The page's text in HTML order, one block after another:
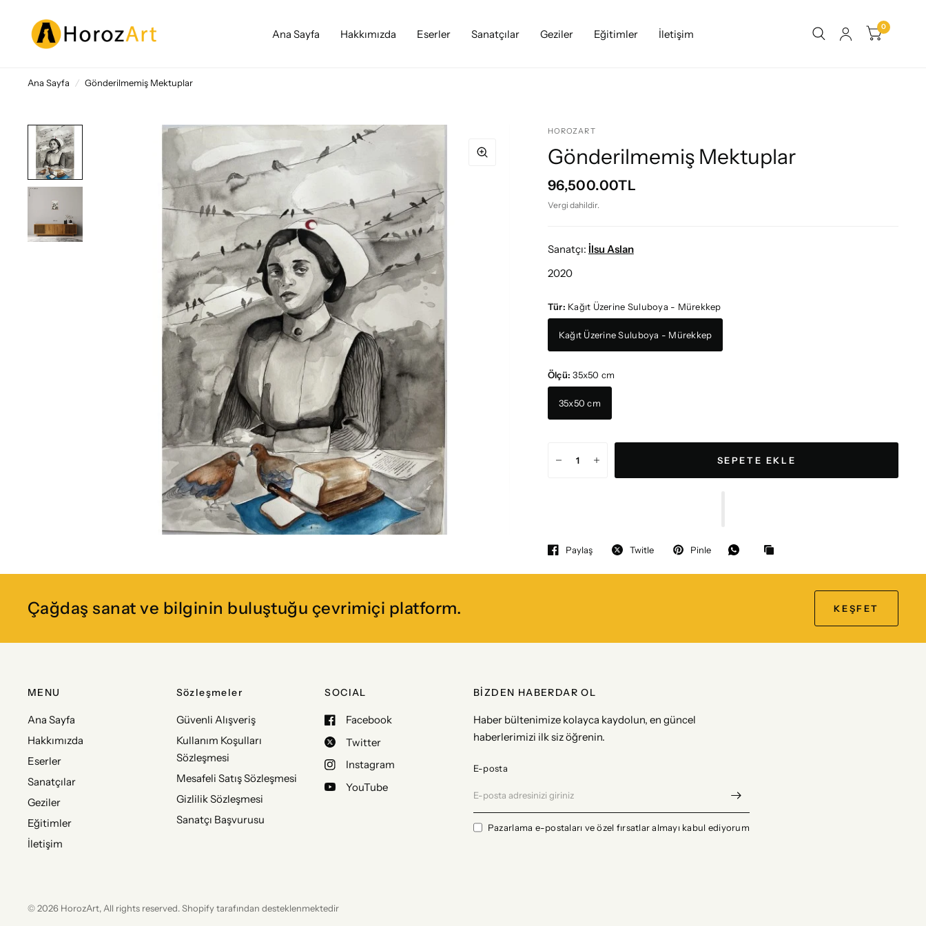
Ana Sayfa Hakkımızda Eserler Sanatçılar Geziler Eğitimler İletişim
0
Ana Sayfa / Gönderilmemiş Mektuplar
HOROZART
Gönderilmemiş Mektuplar
96,500.00TL
Vergi dahildir.
Sanatçı: İlsu Aslan
2020
Tür: Kağıt Üzerine Suluboya - Mürekkep
Kağıt Üzerine Suluboya - Mürekkep
Ölçü:35x50 cm
35x50 cm
SEPETE EKLE
Paylaş Twitle Pinle
Çağdaş sanat ve bilginin buluştuğu çevrimiçi platform. KEŞFET
MENU
Ana Sayfa
Hakkımızda
Eserler
Sanatçılar
Geziler
Eğitimler
İletişim
Sözleşmeler
Güvenli Alışveriş
Kullanım Koşulları
Sözleşmesi
Mesafeli Satış Sözleşmesi
Gizlilik Sözleşmesi
Sanatçı Başvurusu
SOCIAL
Facebook
Twitter
Instagram
YouTube
BİZDEN HABERDAR OL
Haber bültenimize kolayca kaydolun, en güncel
haberlerimizi ilk siz öğrenin.
E-posta
Pazarlama e-postaları ve özel fırsatlar almayı kabul ediyorum
© 2026 HorozArt, All rights reserved. Shopify tarafından desteklenmektedir